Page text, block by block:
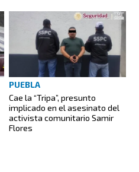
PUEBLA
Cae la “Tripa”, presunto
implicado en el asesinato del
activista comunitario Samir
Flores